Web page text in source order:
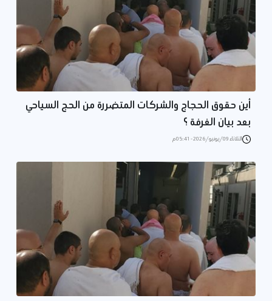
أين حقوق الحجاج والشركات المتضررة من الحج السياحي
بعد بيان الغرفة ؟
الثلاثاء 09/يونيو/2026 - 05:41 م